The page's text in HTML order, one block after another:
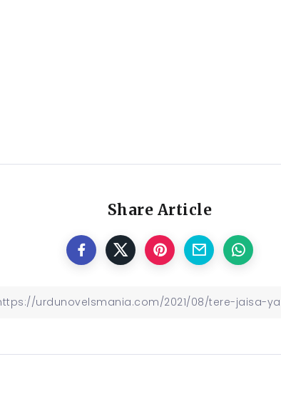
Share Article